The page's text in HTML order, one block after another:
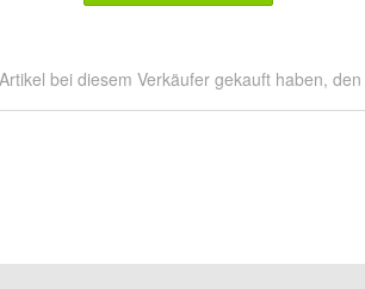
bei diesem Verkäufer gekauft haben,